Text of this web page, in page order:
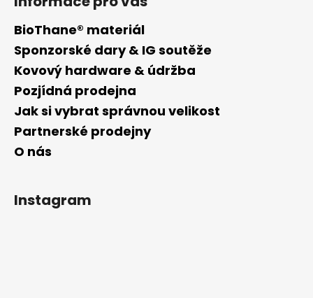
BioThane® materiál
Sponzorské dary & IG soutěže
Kovový hardware & údržba
Pozjídná prodejna
Jak si vybrat správnou velikost
Partnerské prodejny
O nás
Instagram